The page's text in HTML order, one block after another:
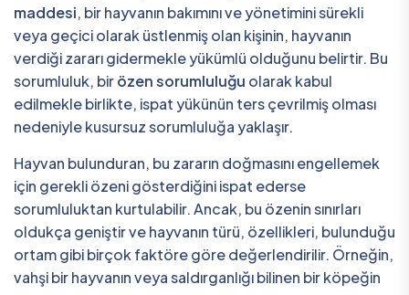
maddesi, bir hayvanın bakımını ve yönetimini sürekli
veya geçici olarak üstlenmiş olan kişinin, hayvanın
verdiği zararı gidermekle yükümlü olduğunu belirtir. Bu
sorumluluk, birözen sorumluluğu olarak kabul
edilmekle birlikte, ispat yükünün ters çevrilmiş olması
nedeniyle kusursuz sorumluluğa yaklaşır.
Hayvan bulunduran, bu zararın doğmasını engellemek
için gerekli özeni gösterdiğini ispat ederse
sorumluluktan kurtulabilir. Ancak, bu özenin sınırları
oldukça geniştir ve hayvanın türü, özellikleri, bulunduğu
ortam gibi birçok faktöre göre değerlendirilir. Örneğin,
vahşi bir hayvanın veya saldırganlığı bilinen bir köpeğin